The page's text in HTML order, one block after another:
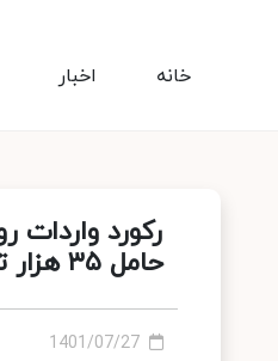
اخبار خانه
حامل ۳۵ هزار تن روغن خام مورد نیاز واحدهای تولیدی کشور در ماه گذشته
1401/07/27